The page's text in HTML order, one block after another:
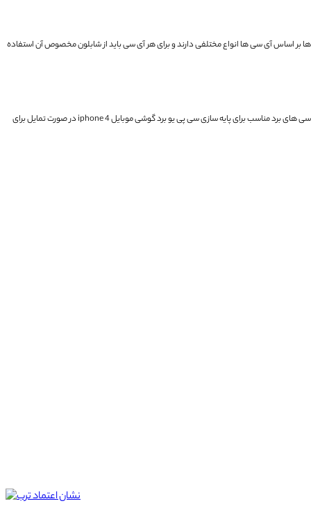
بر اساس آی سی ها انواع مختلفی دارند و برای هر آی سی باید از شابلون مخصوص آن استفاده
سی های بردمناسب برای پایه سازی سی پی یو برد گوشی موبایل iphone 4 در صورت تمایل برای